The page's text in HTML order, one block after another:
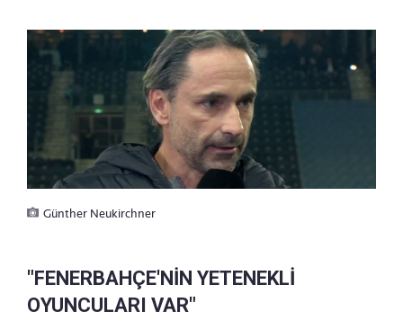
Günther Neukirchner
"FENERBAHÇE'NİN YETENEKLİ
OYUNCULARI VAR"